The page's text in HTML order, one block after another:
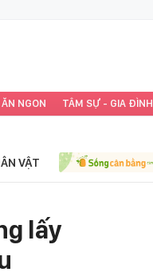
ĂN NGON TÂM SỰ - GIA ĐÌNH
VẬT
lấy